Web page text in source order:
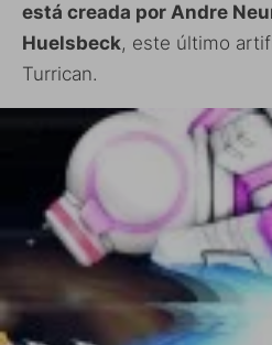
está creada por Andre
Huelsbeck, este último
Turrican.